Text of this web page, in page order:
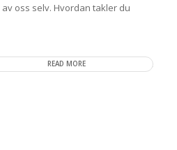
oss selv. Hvordan takler du
READ MORE